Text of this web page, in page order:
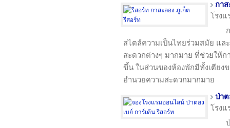
กา
โรง
สไตล์ความเป็นไทยร่วมสมัย แ
สะดวกต่างๆ มากมาย ที่ช่วยให้
ขึ้น ในส่วนของห้องพักมีทั้งเตียง
อำนวยความสะดวกมากมาย
ป่าต
โรง